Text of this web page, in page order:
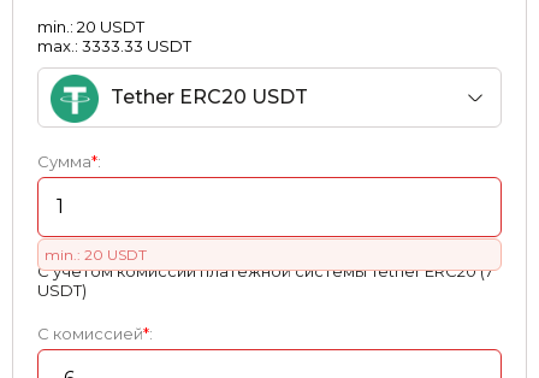
min.: 20 USDT
max.: 3333.33 USDT
Tether ERC20 USDT
Сумма*:
min.: 20 USDT
С учетом комиссии платежной системы Tether ERC20 (7
USDT)
С комиссией*: